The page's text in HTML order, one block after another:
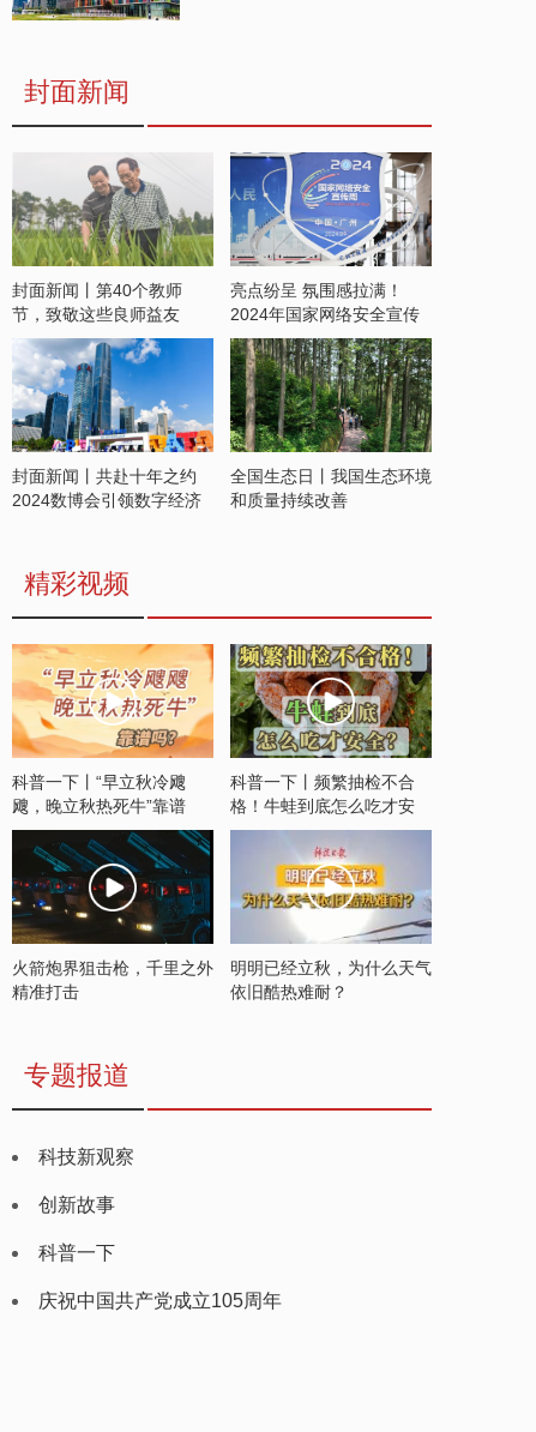
封面新闻
封面新闻丨第40个教师
节，致敬这些良师益友
亮点纷呈 氛围感拉满！
2024年国家网络安全宣传
周开启
封面新闻丨共赴十年之约
2024数博会引领数字经济
全国生态日丨我国生态环境
和质量持续改善
精彩视频
科普一下丨“早立秋冷飕
飕，晚立秋热死牛”靠谱
吗？
科普一下丨频繁抽检不合
格！牛蛙到底怎么吃才安
全？
火箭炮界狙击枪，千里之外
精准打击
明明已经立秋，为什么天气
依旧酷热难耐？
专题报道
科技新观察
创新故事
科普一下
庆祝中国共产党成立105周年